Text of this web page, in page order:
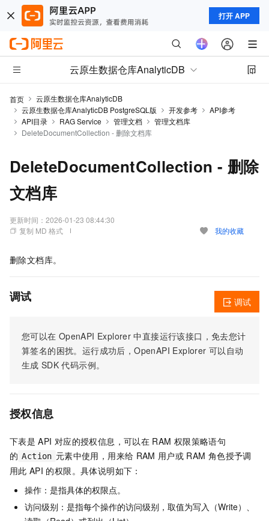
打开 APP
云原生数据仓库AnalyticDB
首页
云原生数据仓库AnalyticDB
云原生数据仓库AnalyticDB PostgreSQL版
开发参考
API参考
API目录
RAG Service 管理文档
管理文档库
DeleteDocumentCollection - 删除文档库
DeleteDocumentCollection - 删除
文档库
更新时间： 2026-01-23 08:44:30
复制 MD 格式
我的收藏
删除文档库。
调试
您可以在 OpenAPI Explorer 中直接运行该接口，免去您计
算签名的困扰。运行成功后，OpenAPI Explorer 可以自动
生成 SDK 代码示例。
调试
授权信息
下表是 API 对应的授权信息，可以在 RAM 权限策略语句
的 Action 元素中使用，用来给 RAM 用户或 RAM 角色授予调
用此 API 的权限。具体说明如下：
操作：是指具体的权限点。
访问级别：是指每个操作的访问级别，取值为写入（Write）、